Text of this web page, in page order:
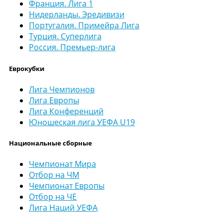
Франция. Лига 1
Нидерланды. Эредивизи
Португалия. Примейра Лига
Турция. Суперлига
Россия. Премьер-лига
Еврокубки
Лига Чемпионов
Лига Европы
Лига Конференций
Юношеская лига УЕФА U19
Национальные сборные
Чемпионат Мира
Отбор на ЧМ
Чемпионат Европы
Отбор на ЧЕ
Лига Наций УЕФА